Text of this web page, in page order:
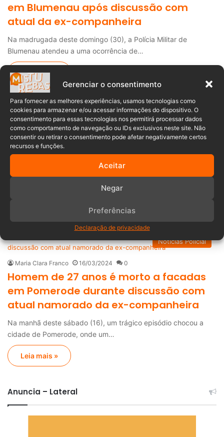
Gerenciar o consentimento
Para fornecer as melhores experiências, usamos tecnologias como
cookies para armazenar e/ou acessar informações do dispositivo. O
consentimento para essas tecnologias nos permitirá processar dados
como comportamento de navegação ou IDs exclusivos neste site. Não
consentir ou retirar o consentimento pode afetar negativamente certos
recursos e funções.
Aceitar
Negar
Preferências
Declaração de privacidade
em Blumenau após discussão com
atual da ex-companheira
Na madrugada deste domingo (30), a Polícia Militar de
Blumenau atendeu a uma ocorrência de…
Leia mais »
Notícias Policial
Maria Clara Franco 19/03/2024 0
Esclarecimento da Polícia sobre
homicídio com faca de ex-companheiro
por atual em Pomerode
Na manhã do último sábado (16), um trágico homicídio foi
registrado em Pomerode, envolvendo um…
Notícias Policial
Maria Clara Franco 16/03/2024 0
Homem de 27 anos é morto a facadas
em Pomerode durante discussão com
atual namorado da ex-companheira
Na manhã deste sábado (16), um trágico episódio chocou a
cidade de Pomerode, onde um…
Leia mais »
Anuncia – Lateral